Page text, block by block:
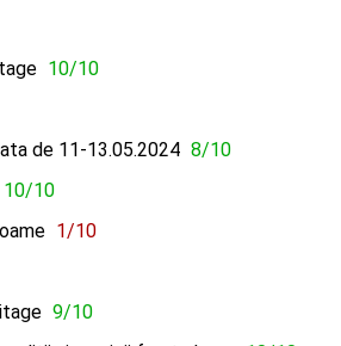
10/10
de 11-13.05.2024 8/10
10/10
1/10
9/10